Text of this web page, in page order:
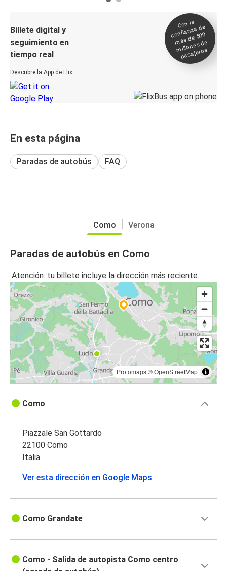
Billete digital y
seguimiento en
tiempo real
Descubre la App de Flix
Con la
confianza de
más de 500
millones de
pasajeros
En esta página
Paradas de autobús FAQ
Como Verona
Paradas de autobús en Como
Atención: tu billete incluye la dirección más reciente.
Protomaps©OpenStreetMap
Como
Piazzale San Gottardo
22100 Como
Italia
Ver esta dirección en Google Maps
Como Grandate
Como - Salida de autopista Como centro